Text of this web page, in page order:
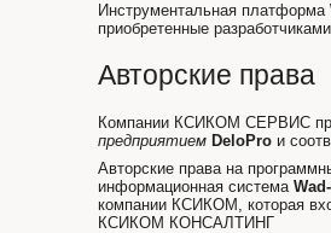
Инструментальная платформа
приобретенные
Авторские права
Компании КСИКОМ СЕРВИС
предприятием DeloPro и
Авторские права на
информационная система
компании КСИКОМ, которая
КСИКОМ КОНСАЛТИНГ